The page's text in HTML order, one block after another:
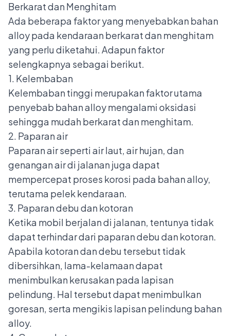
Berkarat dan Menghitam
Ada beberapa faktor yang menyebabkan bahan
alloy pada kendaraan berkarat dan menghitam
yang perlu diketahui. Adapun faktor
selengkapnya sebagai berikut.
1. Kelembaban
Kelembaban tinggi merupakan faktor utama
penyebab bahan alloy mengalami oksidasi
sehingga mudah berkarat dan menghitam.
2. Paparan air
Paparan air seperti air laut, air hujan, dan
genangan air di jalanan juga dapat
mempercepat proses korosi pada bahan alloy,
terutama pelek kendaraan.
3. Paparan debu dan kotoran
Ketika mobil berjalan di jalanan, tentunya tidak
dapat terhindar dari paparan debu dan kotoran.
Apabila kotoran dan debu tersebut tidak
dibersihkan, lama-kelamaan dapat
menimbulkan kerusakan pada lapisan
pelindung. Hal tersebut dapat menimbulkan
goresan, serta mengikis lapisan pelindung bahan
alloy.